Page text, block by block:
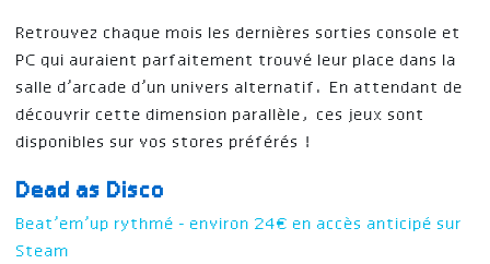
Retrouvez chaque mois les dernières sorties console et
PC qui auraient parfaitement trouvé leur place dans la
salle d’arcade d’un univers alternatif. En attendant de
découvrir cette dimension parallèle, ces jeux sont
disponibles sur vos stores préférés !
Dead as Disco
Beat’em’up rythmé - environ 24€ en accès anticipé sur
Steam